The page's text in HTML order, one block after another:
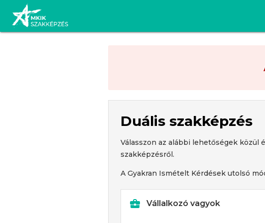
Duális szakképzés
Válasszon az alábbi lehetőségek közül
szakképzésről.
A Gyakran Ismételt Kérdések utolsó
Vállalkozó vagyok